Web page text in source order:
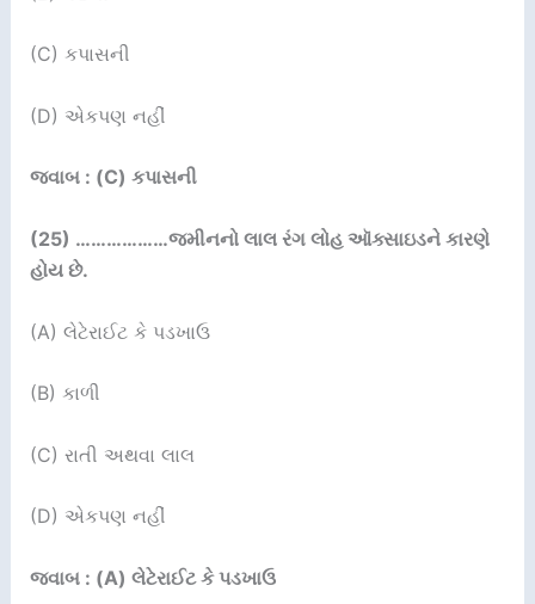
(C) કપાસની
(D) એકપણ નહીં
જવાબ : (C) કપાસની
(25) ………………જમીનનો લાલ રંગ લોહ ઑક્સાઇડને કારણે
હોય છે.
(A) લેટેરાઈટ કે પડખાઉ
(B) કાળી
(C) રાતી અથવા લાલ
(D) એકપણ નહીં
જવાબ : (A) લેટેરાઈટ કે પડખાઉ